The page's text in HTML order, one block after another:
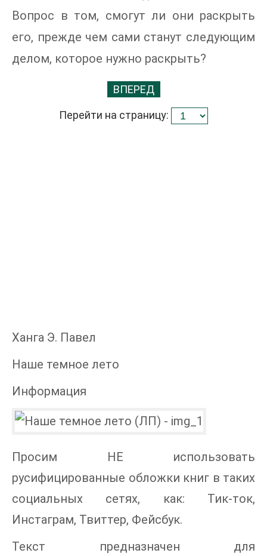
Вопрос в том, смогут ли они раскрыть
его, прежде чем сами станут следующим
делом, которое нужно раскрыть?
ВПЕРЕД
Перейти на страницу:
Ханга Э. Павел
Наше темное лето
Информация
Просим НЕ использовать
русифицированные обложки книг в таких
социальных сетях, как: Тик-ток,
Инстаграм, Твиттер, Фейсбук.
Текст предназначен для